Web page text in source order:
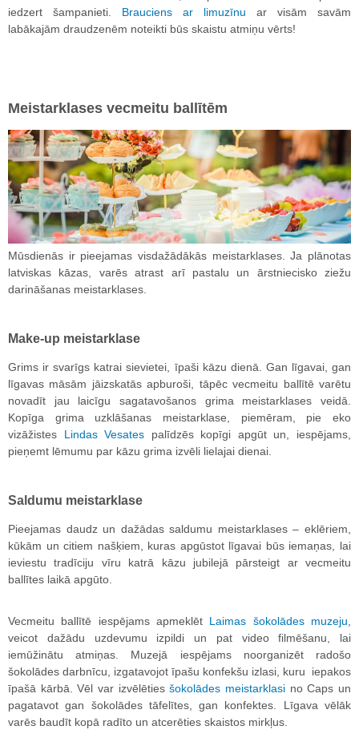
iedzert šampanieti. Brauciens ar limuzīnu ar visām savām
labākajām draudzenēm noteikti būs skaistu atmiņu vērts!
Meistarklases vecmeitu ballītēm
Mūsdienās ir pieejamas visdažādākās meistarklases. Ja plānotas
latviskas kāzas, varēs atrast arī pastalu un ārstniecisko ziežu
darināšanas meistarklases.
Make-up meistarklase
Grims ir svarīgs katrai sievietei, īpaši kāzu dienā. Gan līgavai, gan
līgavas māsām jāizskatās apburoši, tāpēc vecmeitu ballītē varētu
novadīt jau laicīgu sagatavošanos grima meistarklases veidā.
Kopīga grima uzklāšanas meistarklase, piemēram, pie eko
vizāžistes Lindas Vesates palīdzēs kopīgi apgūt un, iespējams,
pieņemt lēmumu par kāzu grima izvēli lielajai dienai.
Saldumu meistarklase
Pieejamas daudz un dažādas saldumu meistarklases – eklēriem,
kūkām un citiem našķiem, kuras apgūstot līgavai būs iemaņas, lai
ieviestu tradīciju vīru katrā kāzu jubilejā pārsteigt ar vecmeitu
ballītes laikā apgūto.
Vecmeitu ballītē iespējams apmeklēt Laimas šokolādes muzeju,
veicot dažādu uzdevumu izpildi un pat video filmēšanu, lai
iemūžinātu atmiņas. Muzejā iespējams noorganizēt radošo
šokolādes darbnīcu, izgatavojot īpašu konfekšu izlasi, kuru iepakos
īpašā kārbā. Vēl var izvēlētiesšokolādes meistarklasi no Caps un
pagatavot gan šokolādes tāfelītes, gan konfektes. Līgava vēlāk
varēs baudīt kopā radīto un atcerēties skaistos mirkļus.